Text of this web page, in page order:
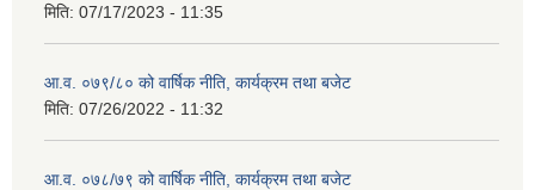
मिति: 07/17/2023 - 11:35
आ.व. ०७९/८० को वार्षिक नीति, कार्यक्रम तथा बजेट
मिति: 07/26/2022 - 11:32
आ.व. ०७८/७९ को वार्षिक नीति, कार्यक्रम तथा बजेट